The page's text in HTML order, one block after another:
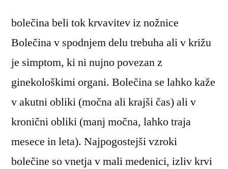
bolečina beli tok krvavitev iz nožnice
Bolečina v spodnjem delu trebuha ali v križu
je simptom, ki ni nujno povezan z
ginekološkimi organi. Bolečina se lahko kaže
v akutni obliki (močna ali krajši čas) ali v
kronični obliki (manj močna, lahko traja
mesece in leta). Najpogostejši vzroki
bolečine so vnetja v mali medenici, izliv krvi